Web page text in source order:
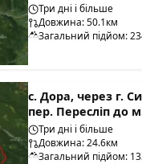
Три дні і більше
Довжина: 50.1км
Загальний підйом:
с. Дора, через г.
пер. Пересліп до
Три дні і більше
Довжина: 24.6км
Загальний підйом: